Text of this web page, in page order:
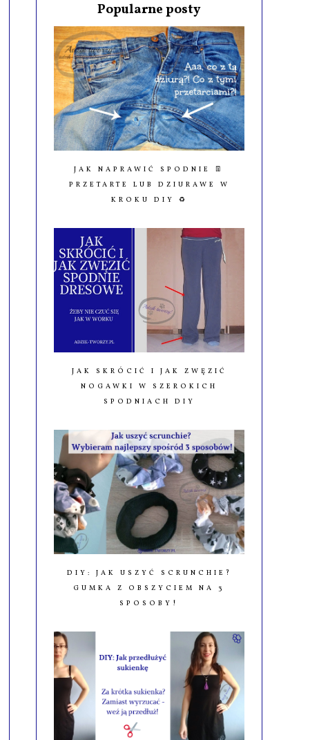
Popularne posty
JAK NAPRAWIĆ SPODNIE 👖
PRZETARTE LUB DZIURAWE W
KROKU DIY ♻️
JAK SKRÓCIĆ I JAK ZWĘZIĆ
NOGAWKI W SZEROKICH
SPODNIACH DIY
DIY: JAK USZYĆ SCRUNCHIE?
GUMKA Z OBSZYCIEM NA 3
SPOSOBY!